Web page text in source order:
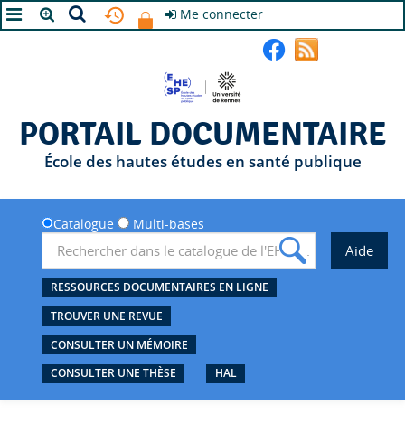
Me connecter
PORTAIL DOCUMENTAIRE
École des hautes études en santé publique
Catalogue Multi-bases
RESSOURCES DOCUMENTAIRES EN LIGNE
TROUVER UNE REVUE
CONSULTER UN MÉMOIRE
CONSULTER UNE THÈSE
HAL